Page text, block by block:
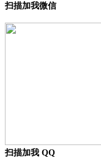
扫描加我微信
扫描加我 QQ